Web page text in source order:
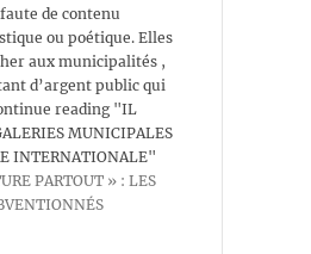
de contenu
ou poétique. Elles
aux municipalités ,
d’argent public qui
reading "IL
MUNICIPALES
INTERNATIONALE"
PARTOUT » : LES